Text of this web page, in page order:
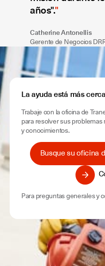
años".
Catherine Antonellis
Gerente de Negocios
La ayuda está más
Trabaje con la oficina de
para resolver sus problemas
y conocimientos.
Busque su oficina
Para preguntas generales y